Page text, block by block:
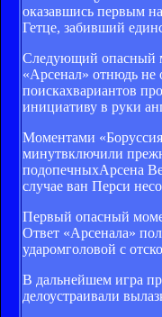
оказавшись первым
Гетце, забивший
Следующий опасный
«Арсенал» отнюдь не
поискахвариантов
инициативу в руки
Моментами
минутвключили
подопечныхАрсена
случае ван Перси
Первый опасный
Ответ «Арсенала»
ударомголовой с
В дальнейшем игра
делоустраивали